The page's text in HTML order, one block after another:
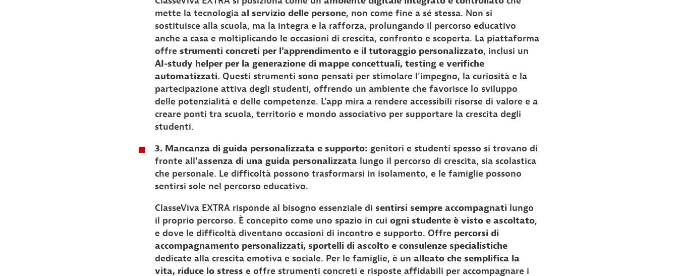
mette la tecnologia al servizio delle persone, non come fine a sé stessa. Non si
sostituisce alla scuola, ma la integra e la rafforza, prolungando il percorso educativo
anche a casa e moltiplicando le occasioni di crescita, confronto e scoperta. La piattaforma
offre strumenti concreti per l'apprendimento e il tutoraggio personalizzato, inclusi un
AI-study helper per la generazione di mappe concettuali, testing e verifiche
automatizzati. Questi strumenti sono pensati per stimolare l'impegno, la curiosità e la
partecipazione attiva degli studenti, offrendo un ambiente che favorisce lo sviluppo
delle potenzialità e delle competenze. L'app mira a rendere accessibili risorse di valore e a
creare ponti tra scuola, territorio e mondo associativo per supportare la crescita degli
studenti.
3. Mancanza di guida personalizzata e supporto: genitori e studenti spesso si trovano di
fronte all'assenza di una guida personalizzatalungo il percorso di crescita, sia scolastica
che personale. Le difficoltà possono trasformarsi in isolamento, e le famiglie possono
sentirsi sole nel percorso educativo.
ClasseViva EXTRA risponde al bisogno essenziale di sentirsi sempre accompagnati lungo
il proprio percorso. È concepito come uno spazio in cui ogni studente è visto e ascoltato,
e dove le difficoltà diventano occasioni di incontro e supporto. Offre percorsi di
accompagnamento personalizzati, sportelli di ascolto e consulenze specialistiche
dedicate alla crescita emotiva e sociale. Per le famiglie, è un alleato che semplifica la
vita, riduce lo stress e offre strumenti concreti e risposte affidabili per accompagnare i